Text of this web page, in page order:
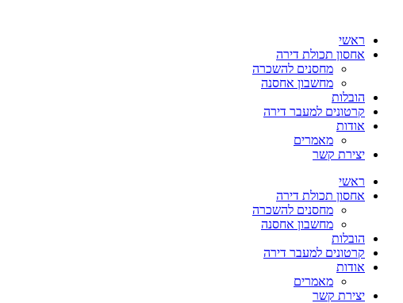
ראשי
אחסון תכולת דירה
מחסנים להשכרה
מחשבון אחסנה
הובלות
קרטונים למעבר דירה
אודות
מאמרים
יצירת קשר
ראשי
אחסון תכולת דירה
מחסנים להשכרה
מחשבון אחסנה
הובלות
קרטונים למעבר דירה
אודות
מאמרים
יצירת קשר